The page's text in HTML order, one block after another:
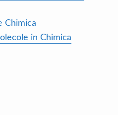
Chimica
in Chimica